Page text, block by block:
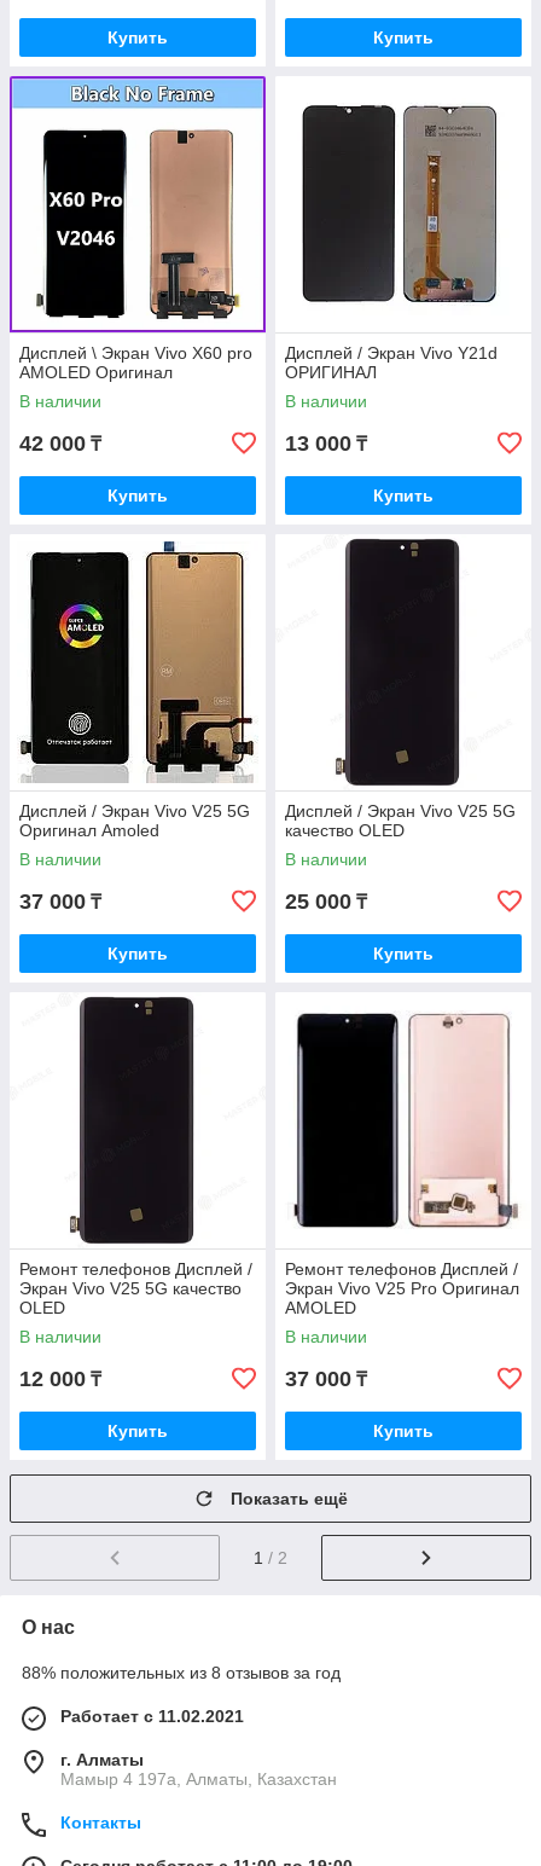
Купить Купить
Дисплей \ Экран Vivo X60 pro
AMOLED Оригинал
В наличии
42 000 ₸
Купить
Дисплей / Экран Vivo Y21d
ОРИГИНАЛ
В наличии
13 000 ₸
Купить
Дисплей / Экран Vivo V25 5G
Оригинал Amoled
В наличии
37 000 ₸
Купить
Дисплей / Экран Vivo V25 5G
качество OLED
В наличии
25 000 ₸
Купить
Ремонт телефонов Дисплей /
Экран Vivo V25 5G качество
OLED
В наличии
12 000 ₸
Купить
Ремонт телефонов Дисплей /
Экран Vivo V25 Pro Оригинал
AMOLED
В наличии
37 000 ₸
Купить
Показать ещё
1 / 2
О нас
88% положительных из 8 отзывов за год
Работает с 11.02.2021
г. Алматы
Мамыр 4 197а, Алматы, Казахстан
Контакты